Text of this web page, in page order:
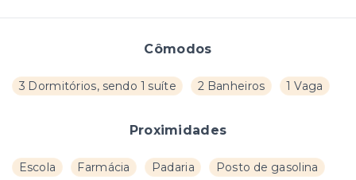
Cômodos
3 Dormitórios, sendo 1 suíte 2 Banheiros 1 Vaga
Proximidades
Escola Farmácia Padaria
Posto de gasolina